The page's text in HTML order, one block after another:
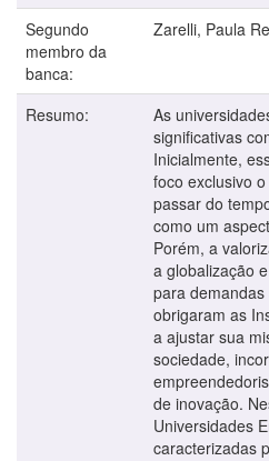
Segundo
membro da
banca:
Zarelli, Paula
Resumo:
As
significativas
Inicialmente,
foco exclusivo
passar do
como um
Porém, a
a globalização
para
obrigaram as
a ajustar sua
sociedade,
de inovação.
Universidades
caracterizadas